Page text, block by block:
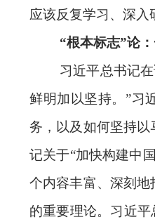
应该反复学习、深入
“根本标志”论
习近平总书记
鲜明加以坚持。”习
务，以及如何坚持以
记关于“加快构建中
个内容丰富、深刻地
的重要理论。习近